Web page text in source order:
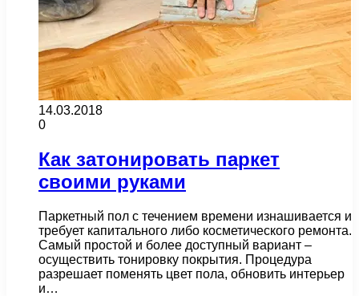
14.03.2018
0
Как затонировать паркет
своими руками
Паркетный пол с течением времени изнашивается и
требует капитального либо косметического ремонта.
Самый простой и более доступный вариант –
осуществить тонировку покрытия. Процедура
разрешает поменять цвет пола, обновить интерьер
и…